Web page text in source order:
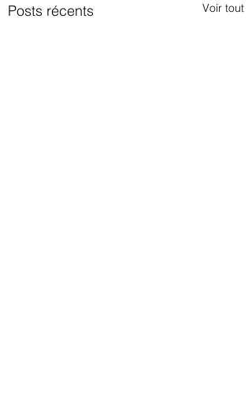
Posts récents Voir tout